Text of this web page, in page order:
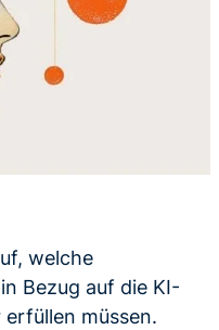
welche
Bezug auf die KI-
müssen.